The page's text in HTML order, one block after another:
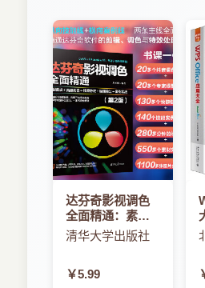
4．2 选择多个元素
4．3 选择一个元素
4．4 子集选取与赋值
4．5 应用
4．6 小测验答案
第5章 控制流
5．1 本章简介
5．2 选择
5．3 循环
5．4 小测验答案
6．1 本章简介
方显示基本等价的内容。
本书中看到这些想法的最
的表示，我建议你阅读第1
问http：//adv-r.had.co.nz。
自第1版出版以来的5年
有改变，但是我对它们的
变。因此，本书第一部分
不变，但是许多单独的章
进：
第2章是全新的一章，
地预测R将在何时复制数
达芬奇影视调色
全面精通：素材
剪辑＋高级调色
＋视频特效＋后
战（第2版）
清华大学出版社
￥5.99